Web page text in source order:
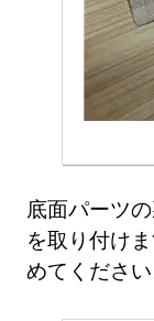
底面パーツ
を取り付け
めてください